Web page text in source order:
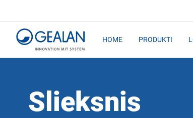
HOME PRODUKTI
Slieksnis